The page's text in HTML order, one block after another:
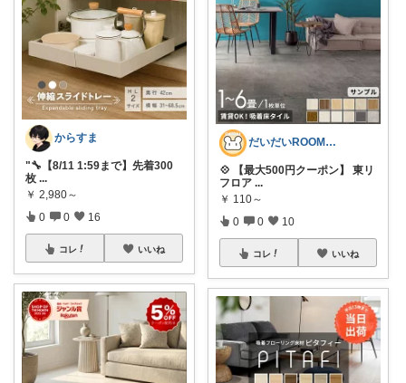
からすま
"🔧【8/11 1:59まで】先着300
枚 ...
￥ 2,980～
0 0 16
コレ いいね
だいだいROOM@整う暮らし｜インテリア
💠 【最大500円クーポン】 東リ
フロア ...
￥ 110～
0 0 10
コレ いいね